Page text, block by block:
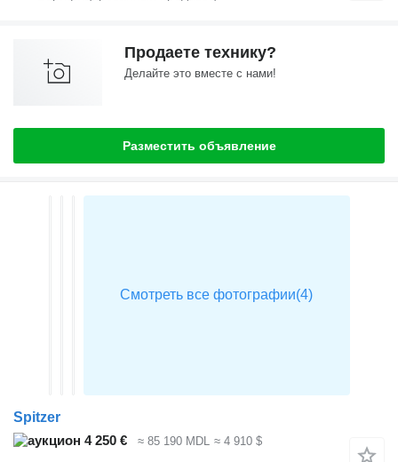
Продаете технику?
Делайте это вместе с нами!
Разместить объявление
Spitzer
4 250 €
≈ 85 190 MDL ≈ 4 910 $